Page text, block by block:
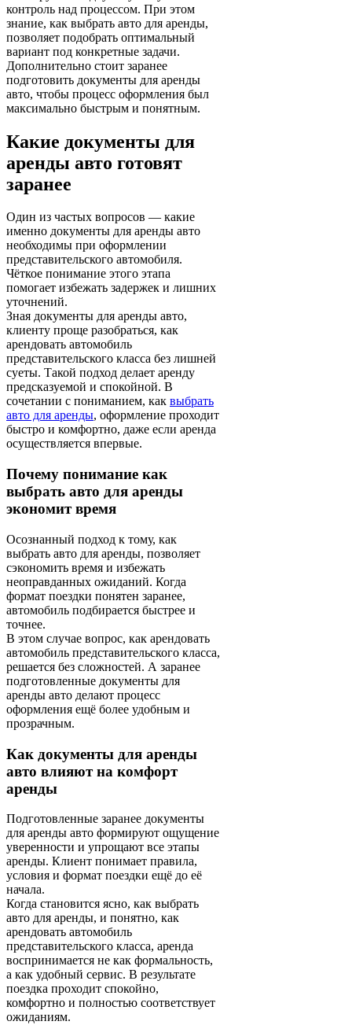
контроль над процессом. При этом
знание, как выбрать авто для аренды,
позволяет подобрать оптимальный
вариант под конкретные задачи.
Дополнительно стоит заранее
подготовить документы для аренды
авто, чтобы процесс оформления был
максимально быстрым и понятным.
Какие документы для
аренды авто готовят
заранее
Один из частых вопросов — какие
именно документы для аренды авто
необходимы при оформлении
представительского автомобиля.
Чёткое понимание этого этапа
помогает избежать задержек и лишних
уточнений.
Зная документы для аренды авто,
клиенту проще разобраться, как
арендовать автомобиль
представительского класса без лишней
суеты. Такой подход делает аренду
предсказуемой и спокойной. В
сочетании с пониманием, как выбрать
авто для аренды, оформление проходит
быстро и комфортно, даже если аренда
осуществляется впервые.
Почему понимание как
выбрать авто для аренды
экономит время
Осознанный подход к тому, как
выбрать авто для аренды, позволяет
сэкономить время и избежать
неоправданных ожиданий. Когда
формат поездки понятен заранее,
автомобиль подбирается быстрее и
точнее.
В этом случае вопрос, как арендовать
автомобиль представительского класса,
решается без сложностей. А заранее
подготовленные документы для
аренды авто делают процесс
оформления ещё более удобным и
прозрачным.
Как документы для аренды
авто влияют на комфорт
аренды
Подготовленные заранее документы
для аренды авто формируют ощущение
уверенности и упрощают все этапы
аренды. Клиент понимает правила,
условия и формат поездки ещё до её
начала.
Когда становится ясно, как выбрать
авто для аренды, и понятно, как
арендовать автомобиль
представительского класса, аренда
воспринимается не как формальность,
а как удобный сервис. В результате
поездка проходит спокойно,
комфортно и полностью соответствует
ожиданиям.